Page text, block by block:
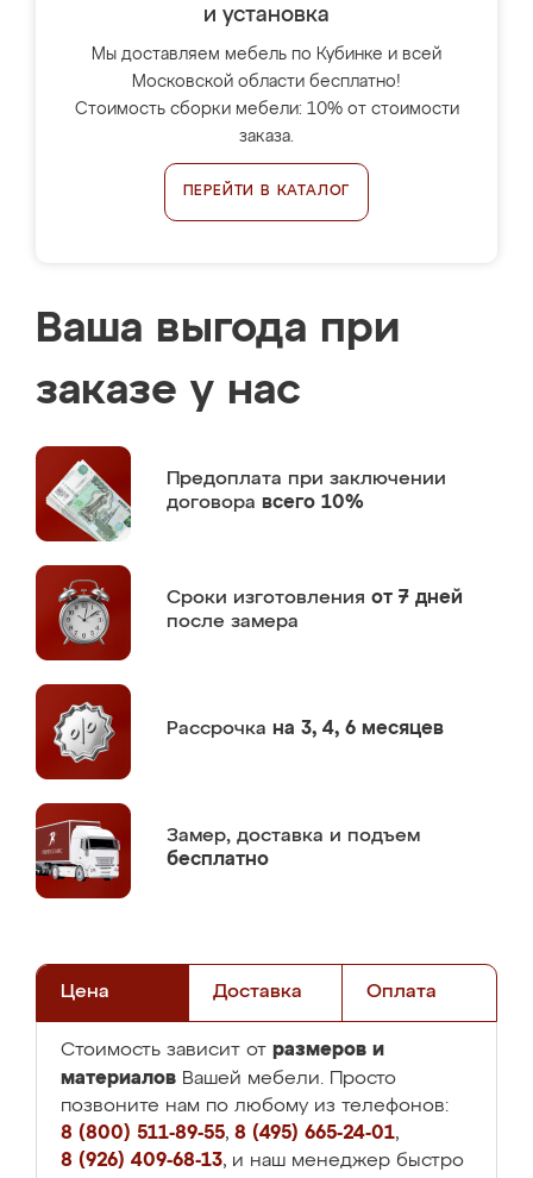
и установка
Мы доставляем мебель по Кубинке и всей
Московской области бесплатно!
Стоимость сборки мебели: 10% от стоимости
заказа.
ПЕРЕЙТИ В КАТАЛОГ
Ваша выгода при
заказе у нас
Предоплата при заключении
договора всего 10%
Сроки изготовления от 7 дней
после замера
Рассрочка на 3, 4, 6 месяцев
Замер, доставка и подъем
бесплатно
Цена Доставка Оплата
Стоимость зависит от размеров и
материалов Вашей мебели. Просто
позвоните нам по любому из телефонов:
8 (800) 511-89-55, 8 (495) 665-24-01,
8 (926) 409-68-13, и наш менеджер быстро